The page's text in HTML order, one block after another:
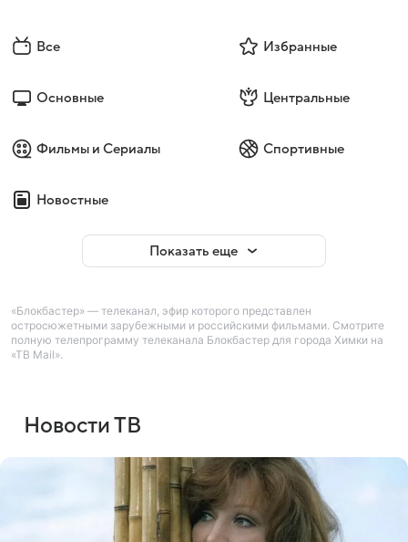
Все Избранные
Основные Центральные
Фильмы и Сериалы Спортивные
Новостные
Показать еще
«Блокбастер» — телеканал, эфир которого представлен
остросюжетными зарубежными и российскими фильмами. Смотрите
полную телепрограмму телеканала Блокбастер для города Химки на
«ТВ Mail».
Новости ТВ